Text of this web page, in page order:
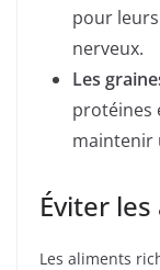
pour
nerveux.
Les
protéines
maintenir
Éviter
Les aliments